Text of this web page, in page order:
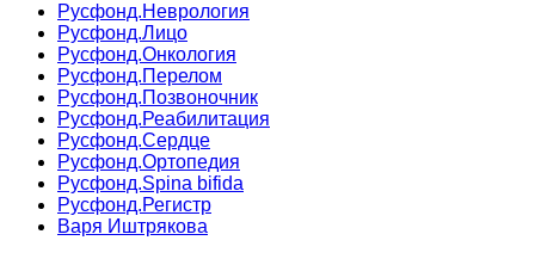
Русфонд.Неврология
Русфонд.Лицо
Русфонд.Онкология
Русфонд.Перелом
Русфонд.Позвоночник
Русфонд.Реабилитация
Русфонд.Сердце
Русфонд.Ортопедия
Русфонд.Spina bifida
Русфонд.Регистр
Варя Иштрякова